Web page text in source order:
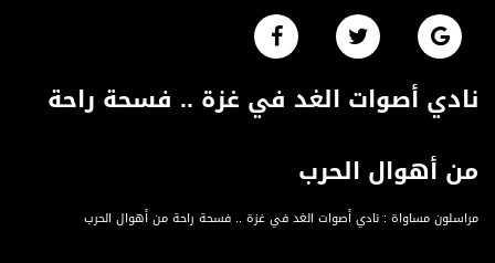
نادي أصوات الغد في غزة .. فسحة راحة
من أهوال الحرب
مراسلون مساواة : نادي أصوات الغد في غزة .. فسحة راحة من أهوال الحرب